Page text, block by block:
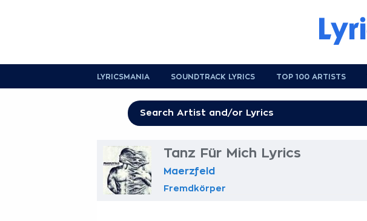
LYRICSMANIA SOUNDTRACK LYRICS TOP 100 ARTISTS
Tanz Für Mich Lyrics
Maerzfeld
Fremdkörper